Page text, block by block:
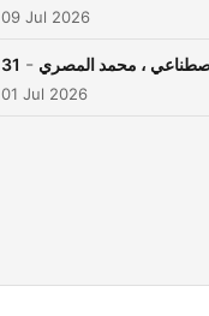
09 Jul 2026
31 -
01 Jul 2026